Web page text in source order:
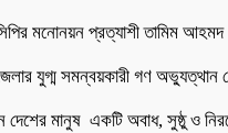
মনোনয়ন প্রত্যাশী তামিম
জেলার যুগ্ম সমন্বয়কারী গণ
দেশের মানুষ একটি অবাধ, সুষ্ঠু ও